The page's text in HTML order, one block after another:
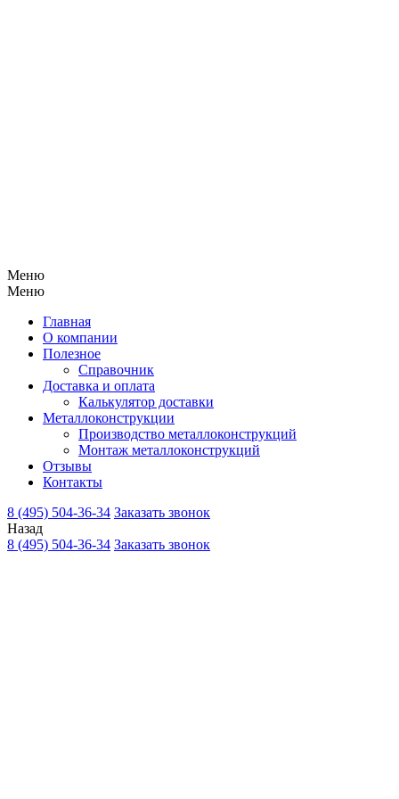
Меню
Меню
Главная
О компании
Полезное
Справочник
Доставка и оплата
Калькулятор доставки
Металлоконструкции
Производство металлоконструкций
Монтаж металлоконструкций
Отзывы
Контакты
8 (495) 504-36-34 Заказать звонок
Назад
8 (495) 504-36-34 Заказать звонок